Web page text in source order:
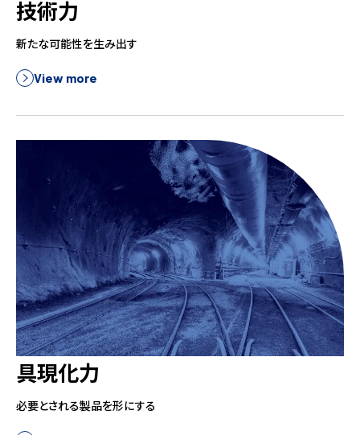
技術力
新たな可能性を生み出す
View more
具現化力
必要とされる製品を形にする